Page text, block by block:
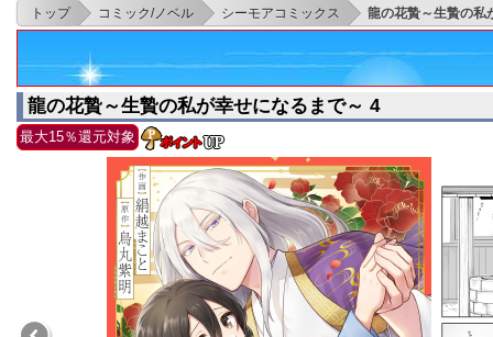
トップ > コミック/ノベル > シーモアコミックス > 龍の花贄～生贄の私
龍の花贄～生贄の私が幸せになるまで～ 4
最大15％還元対象